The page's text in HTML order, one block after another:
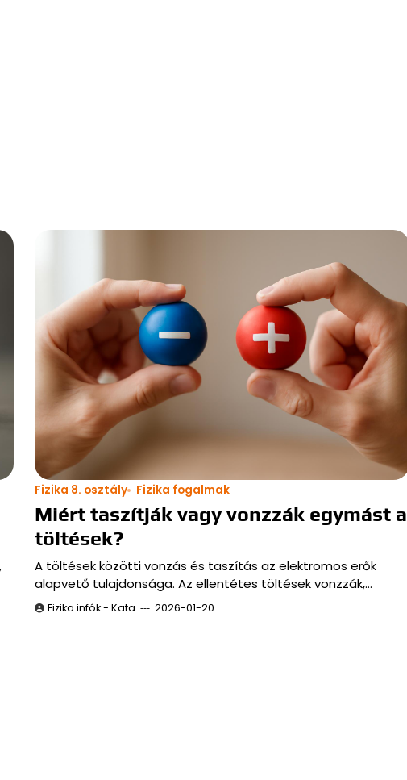
Fizika 8. osztály Fizika fogalmak
Miért taszítják vagy vonzzák egymást a
töltések?
A töltések közötti vonzás és taszítás az elektromos erők
alapvető tulajdonsága. Az ellentétes töltések vonzzák,…
Fizika infók - Kata 2026-01-20